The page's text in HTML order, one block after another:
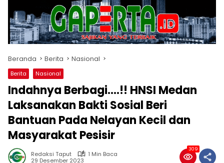
Beranda Berita Nasional
Berita Nasional
Indahnya Berbagi….!! HNSI Medan
Laksanakan Bakti Sosial Beri
Bantuan Pada Nelayan Kecil dan
Masyarakat Pesisir
Redaksi Taput
1 Min Baca
29 Desember 2023
309